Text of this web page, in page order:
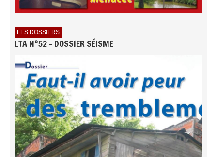
LES DOSSIERS
LTA N°52 - DOSSIER SÉISME